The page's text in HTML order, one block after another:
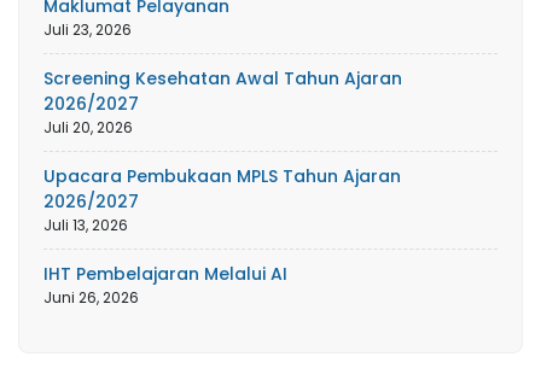
Maklumat Pelayanan
Juli 23, 2026
Screening Kesehatan Awal Tahun Ajaran
2026/2027
Juli 20, 2026
Upacara Pembukaan MPLS Tahun Ajaran
2026/2027
Juli 13, 2026
IHT Pembelajaran Melalui AI
Juni 26, 2026